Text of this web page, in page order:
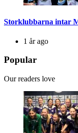
Storklubbarna intar
1 år ago
Popular
Our readers love